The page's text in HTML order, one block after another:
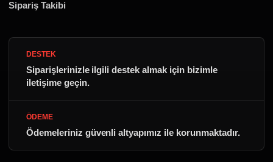
Sipariş Takibi
DESTEK
Siparişlerinizle ilgili destek almak için bizimle
iletişime geçin.
ÖDEME
Ödemeleriniz güvenli altyapımız ile korunmaktadır.